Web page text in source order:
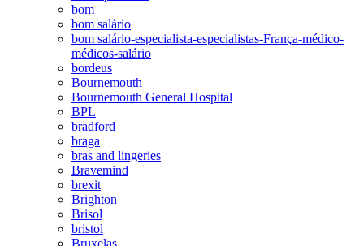
bom
bom salário
bom salário-especialista-especialistas-França-médico-
médicos-salário
bordeus
Bournemouth
Bournemouth General Hospital
BPL
bradford
braga
bras and lingeries
Bravemind
brexit
Brighton
Brisol
bristol
Bruxelas